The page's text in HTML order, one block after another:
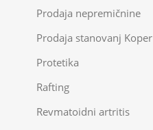
Prodaja nepremičnine
Prodaja stanovanj Koper
Protetika
Rafting
Revmatoidni artritis